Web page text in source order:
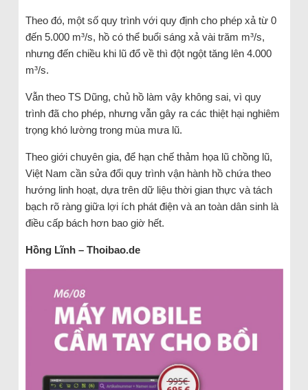
Theo đó, một số quy trình với quy định cho phép xả từ 0
đến 5.000 m³/s, hồ có thể buổi sáng xả vài trăm m³/s,
nhưng đến chiều khi lũ đổ về thì đột ngột tăng lên 4.000
m³/s.
Vẫn theo TS Dũng, chủ hồ làm vậy không sai, vì quy
trình đã cho phép, nhưng vẫn gây ra các thiệt hại nghiêm
trọng khó lường trong mùa mưa lũ.
Theo giới chuyên gia, để hạn chế thảm họa lũ chồng lũ,
Việt Nam cần sửa đổi quy trình vận hành hồ chứa theo
hướng linh hoạt, dựa trên dữ liệu thời gian thực và tách
bạch rõ ràng giữa lợi ích phát điện và an toàn dân sinh là
điều cấp bách hơn bao giờ hết.
Hồng Lĩnh – Thoibao.de